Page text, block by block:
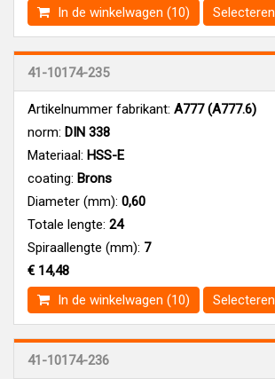
In de winkelwagen (10) Selecteren
41-10174-235
Artikelnummer fabrikant: A777 (A777.6)
norm: DIN 338
Materiaal: HSS-E
coating: Brons
Diameter (mm): 0,60
Totale lengte: 24
Spiraallengte (mm): 7
€ 14,48
In de winkelwagen (10)
Selecteren
41-10174-236